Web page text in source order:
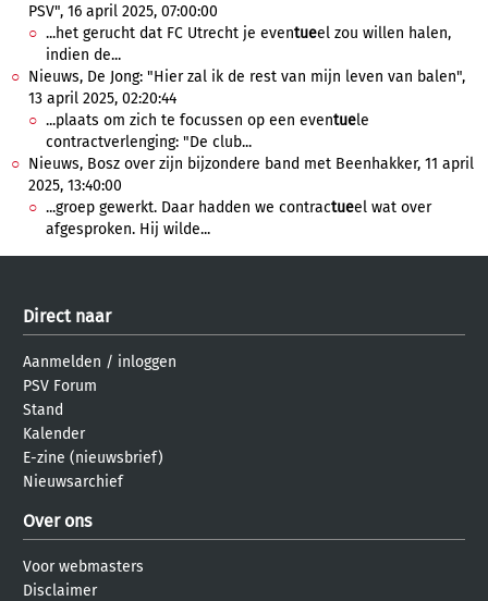
PSV", 16 april 2025, 07:00:00
...het gerucht dat FC Utrecht je eventueel zou willen halen,
indien de...
Nieuws, De Jong: "Hier zal ik de rest van mijn leven van balen",
13 april 2025, 02:20:44
...plaats om zich te focussen op een eventuele
contractverlenging: "De club...
Nieuws, Bosz over zijn bijzondere band met Beenhakker, 11 april
2025, 13:40:00
...groep gewerkt. Daar hadden we contractueel wat over
afgesproken. Hij wilde...
Direct naar
Aanmelden / inloggen
PSV Forum
Stand
Kalender
E-zine (nieuwsbrief)
Nieuwsarchief
Over ons
Voor webmasters
Disclaimer